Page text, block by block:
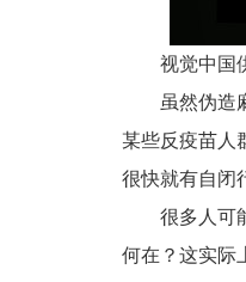
视觉中国
虽然伪造
某些反疫苗人
很快就有自闭
很多人可
何在？这实际